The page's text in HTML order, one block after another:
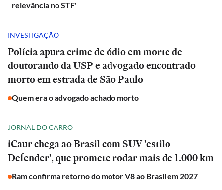
relevância no STF'
INVESTIGAÇÃO
Polícia apura crime de ódio em morte de
doutorando da USP e advogado encontrado
morto em estrada de São Paulo
Quem era o advogado achado morto
JORNAL DO CARRO
iCaur chega ao Brasil com SUV 'estilo
Defender', que promete rodar mais de 1.000 km
Ram confirma retorno do motor V8 ao Brasil em 2027